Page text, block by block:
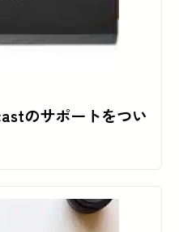
のサポートをつい